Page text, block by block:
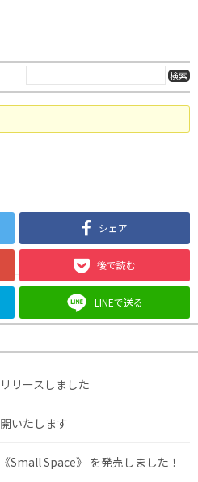
シェア
後で読む
LINEで送る
リースしました
いたします
Small Space》 を発売しました！